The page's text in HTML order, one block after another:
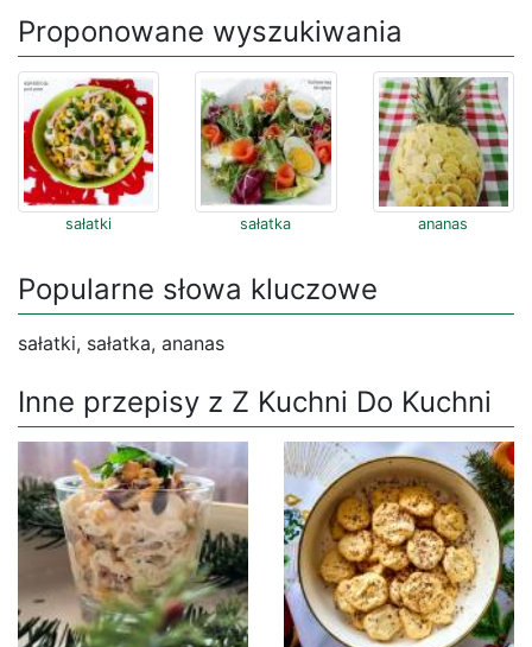
Proponowane wyszukiwania
sałatki sałatka ananas
Popularne słowa kluczowe
sałatki, sałatka, ananas
Inne przepisy z Z Kuchni Do Kuchni